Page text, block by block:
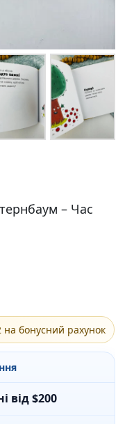
– Час
на бонусний рахунок
від $200